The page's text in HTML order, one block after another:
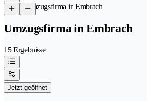
/Umzugsfirma in Embrach
Umzugsfirma in Embrach
15 Ergebnisse
Jetzt geöffnet